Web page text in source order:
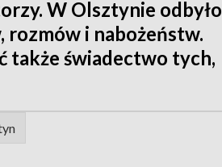
W Olsztynie odbyło
rozmów i nabożeństw.
także świadectwo tych,